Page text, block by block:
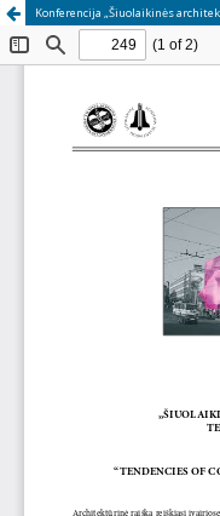
Konferencija „Šiuolaikinės